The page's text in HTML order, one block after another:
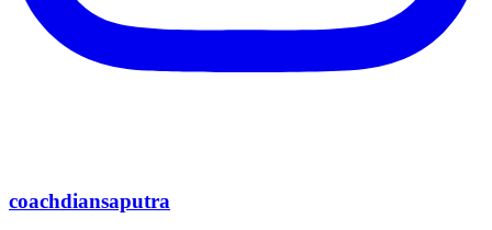
coachdiansaputra